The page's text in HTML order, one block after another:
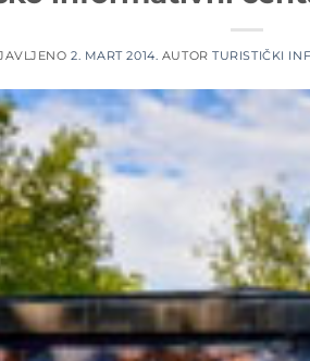
2. MART 2014. AUTORTURISTIČKI